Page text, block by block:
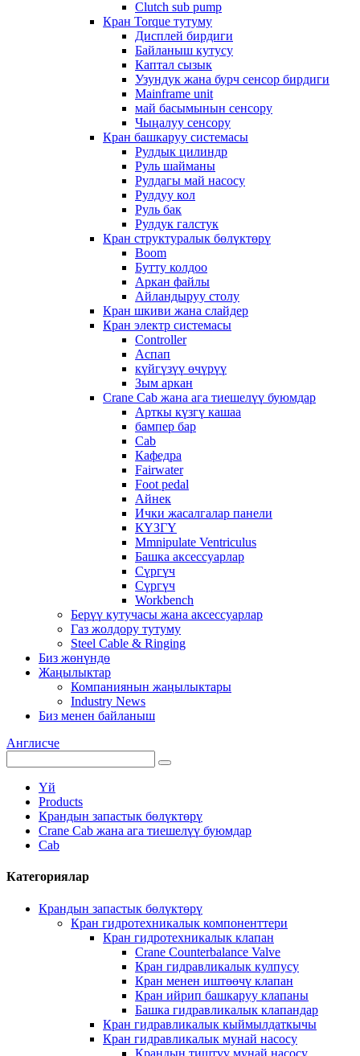
Clutch sub pump
Кран Torque тутуму
Дисплей бирдиги
Байланыш кутусу
Каптал сызык
Узундук жана бурч сенсор бирдиги
Mainframe unit
май басымынын сенсору
Чыңалуу сенсору
Кран башкаруу системасы
Рулдык цилиндр
Руль шайманы
Рулдагы май насосу
Рулдуу кол
Руль бак
Рулдук галстук
Кран структуралык бөлүктөрү
Boom
Бутту колдоо
Аркан файлы
Айландыруу столу
Кран шкиви жана слайдер
Кран электр системасы
Controller
Аспап
күйгүзүү өчүрүү
Зым аркан
Crane Cab жана ага тиешелүү буюмдар
Арткы күзгү кашаа
бампер бар
Cab
Кафедра
Fairwater
Foot pedal
Айнек
Ички жасалгалар панели
КҮЗГҮ
Mmnipulate Ventriculus
Башка аксессуарлар
Сүргүч
Сүргүч
Workbench
Берүү кутучасы жана аксессуарлар
Газ жолдору тутуму
Steel Cable & Ringing
Биз жөнүндө
Жаңылыктар
Компаниянын жаңылыктары
Industry News
Биз менен байланыш
Англисче
Үй
Products
Крандын запастык бөлүктөрү
Crane Cab жана ага тиешелүү буюмдар
Cab
Категориялар
Крандын запастык бөлүктөрү
Кран гидротехникалык компоненттери
Кран гидротехникалык клапан
Crane Counterbalance Valve
Кран гидравликалык кулпусу
Кран менен иштөөчү клапан
Кран ийрип башкаруу клапаны
Башка гидравликалык клапандар
Кран гидравликалык кыймылдаткычы
Кран гидравликалык мунай насосу
Крандын тиштүү мунай насосу